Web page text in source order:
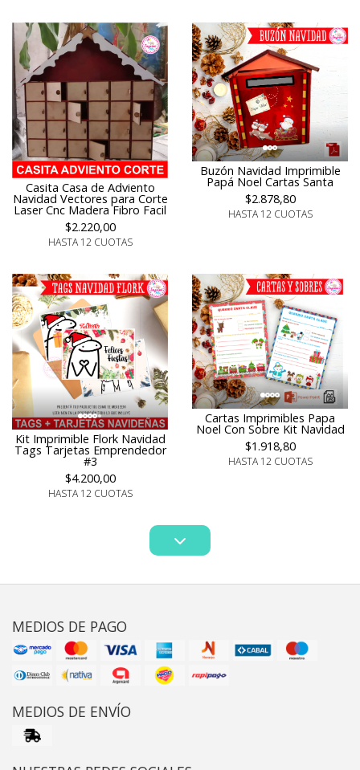
Casita Casa de Adviento
Navidad Vectores para Corte
Laser Cnc Madera Fibro Facil
$2.220,00
HASTA 12 CUOTAS
Buzón Navidad Imprimible
Papá Noel Cartas Santa
$2.878,80
HASTA 12 CUOTAS
Kit Imprimible Flork Navidad
Tags Tarjetas Emprendedor
#3
$4.200,00
HASTA 12 CUOTAS
Cartas Imprimibles Papa
Noel Con Sobre Kit Navidad
$1.918,80
HASTA 12 CUOTAS
MEDIOS DE PAGO
MEDIOS DE ENVÍO